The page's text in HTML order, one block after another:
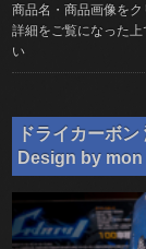
商品名・商品画像を
詳細をご覧になった上
い
ドライカーボ
Design by